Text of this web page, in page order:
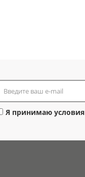
Я принимаю условия